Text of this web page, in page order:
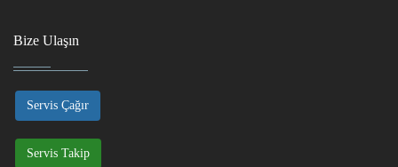
Bize Ulaşın
Servis Çağır
Servis Takip